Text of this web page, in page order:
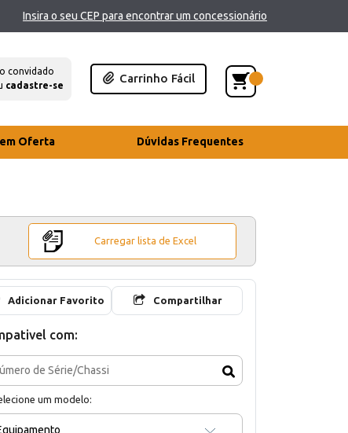
Insira o seu CEP para encontrar um concessionário
convidado
cadastre-se
Carrinho Fácil
Oferta Dúvidas Frequentes
Carregar lista de Excel
Adicionar Favorito Compartilhar
com:
um modelo: